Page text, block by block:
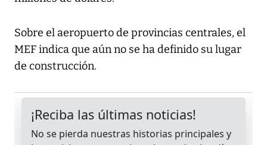
Sobre el aeropuerto de provincias centrales, el
MEF indica que aún no se ha definido su lugar
de construcción.